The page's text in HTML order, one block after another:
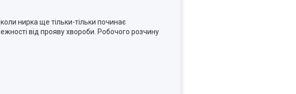
нирка ще тільки-тільки починає
від прояву хвороби. Робочого розчину